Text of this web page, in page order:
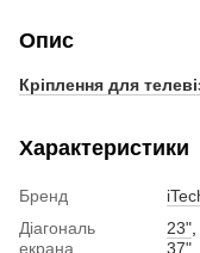
Опис
Кріплення для
Характеристики
Бренд
Діагональ
екрана
23"
37"